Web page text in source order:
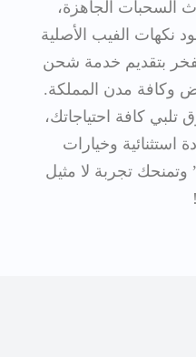
السحبات الجاهزة،
نكهات الفيب الأصلية
بتقديم خدمة شحن
وكافة مدن المملكة.
كافة احتياجاتك،
وخيارات
وتمنحك تجربة لا مثيل